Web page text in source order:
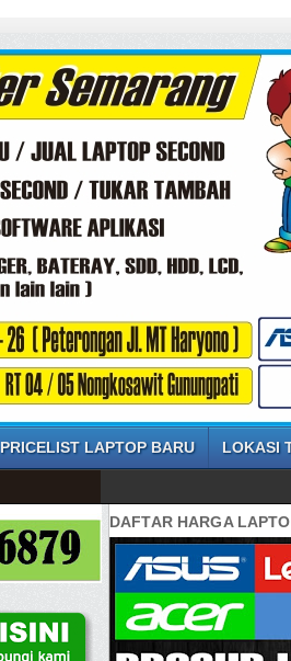
PRICELIST LAPTOP BARU LOKASI
DAFTAR HARGA